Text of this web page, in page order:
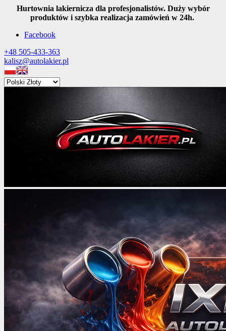
Hurtownia lakiernicza dla profesjonalistów. Duży wybór
produktów i szybka realizacja zamówień w 24h.
Facebook
+48 505-433-363
kalisz@autolakier.pl